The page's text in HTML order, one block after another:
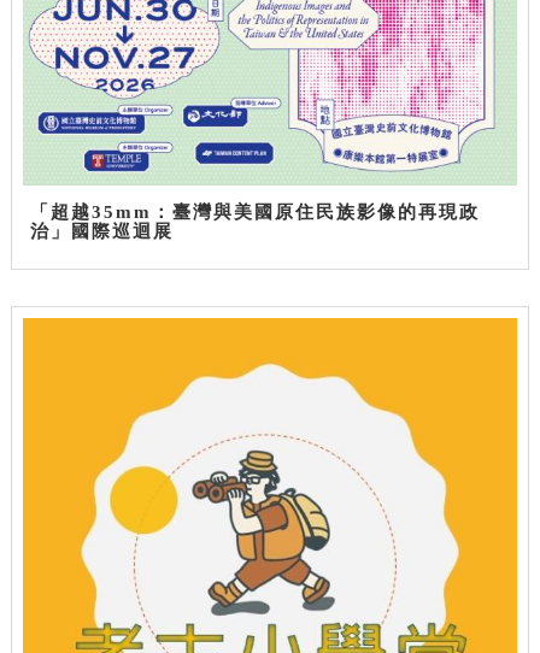
「超越35mm：臺灣與美國原住民族影像的再現政
治」國際巡迴展